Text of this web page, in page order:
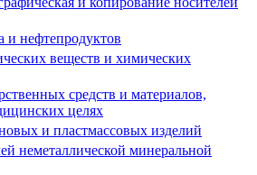
и нефтепродуктов
веществ и химических
средств и материалов,
целях
и пластмассовых изделий
неметаллической минеральной